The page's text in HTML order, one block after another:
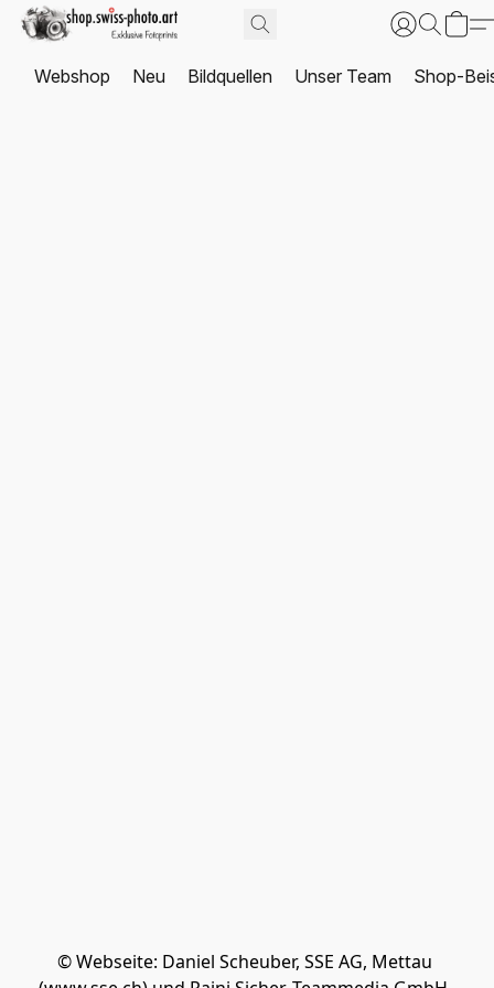
Webshop Neu Bildquellen Unser Team Shop-
© Webseite: Daniel Scheuber, SSE AG, Mettau